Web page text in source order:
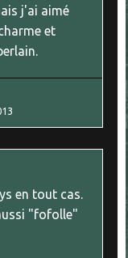
j'ai aimé
et
en tout cas.
"fofolle"